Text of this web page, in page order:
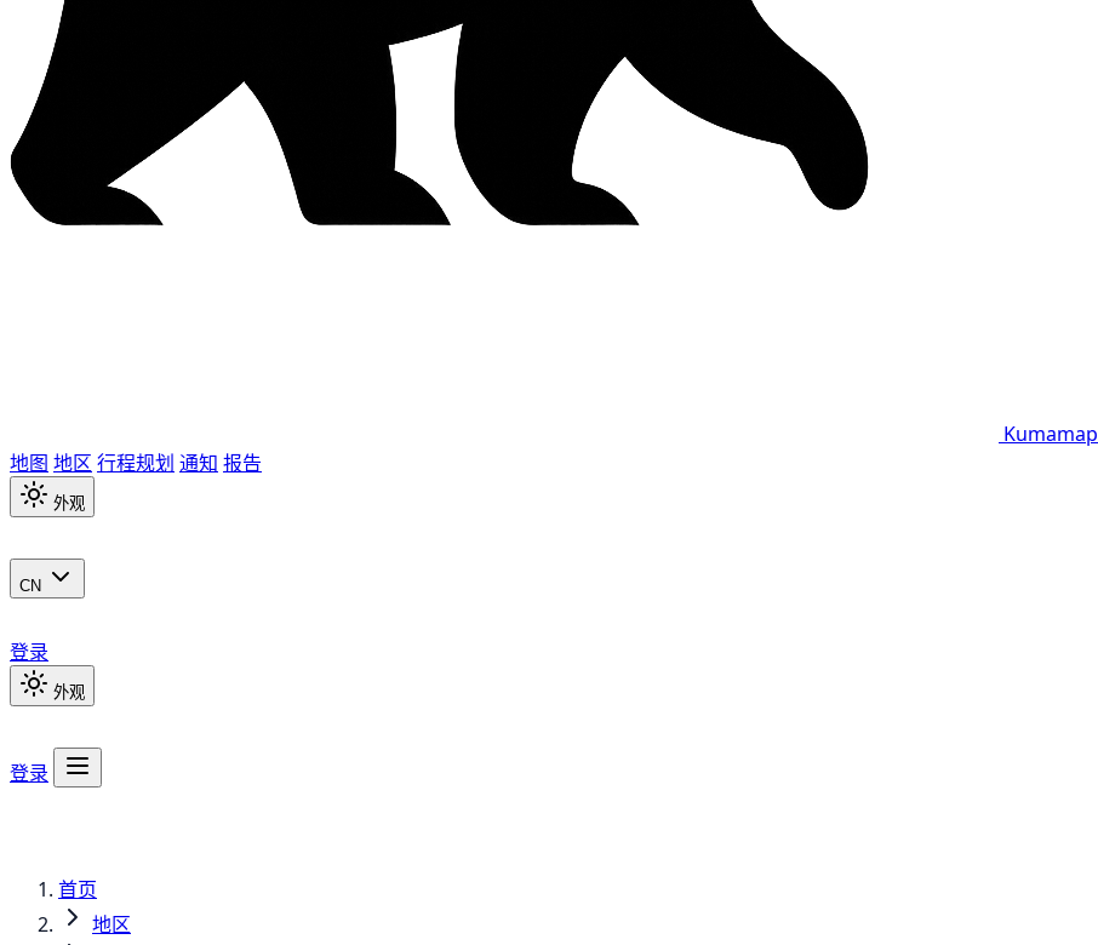
Kumamap
地图 地区 行程规划 通知 报告
外观
CN
登录
外观
登录
首页
地区